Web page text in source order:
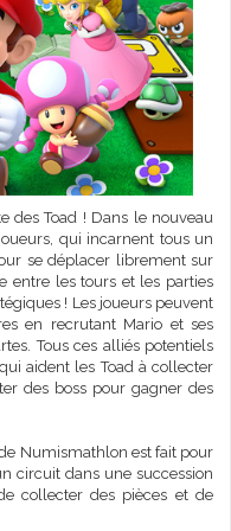
des Toad ! Dans le nouveau
qui incarnent tous un
se déplacer librement sur
entre les tours et les parties
! Les joueurs peuvent
en recrutant Mario et ses
Tous ces alliés potentiels
aident les Toad à collecter
des boss pour gagner des
Numismathlon est fait pour
circuit dans une succession
collecter des pièces et de